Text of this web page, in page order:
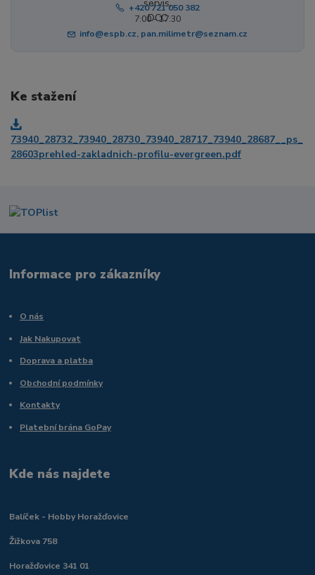
+420 721 050 382
7:00 - 17:30
info@espb.cz, pan.milimetr@seznam.cz
Ke stažení
73940_28732_73940_28730_73940_28717_73940_28687__ps_
28603prehled-zakladnich-profilu-evergreen.pdf
Informace pro zákazníky
O nás
Jak Nakupovat
Doprava a platba
Obchodní podmínky
Kontakty
Platební brána GoPay
Kde nás najdete
Balíček - Hobby Horažďovice
Žižkova 758
Horažďovice 341 01